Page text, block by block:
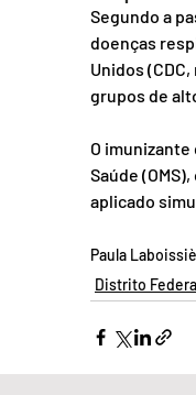
Segundo a
doenças
Unidos
grupos de
O
Saúde
aplicado
Paula
Distrito